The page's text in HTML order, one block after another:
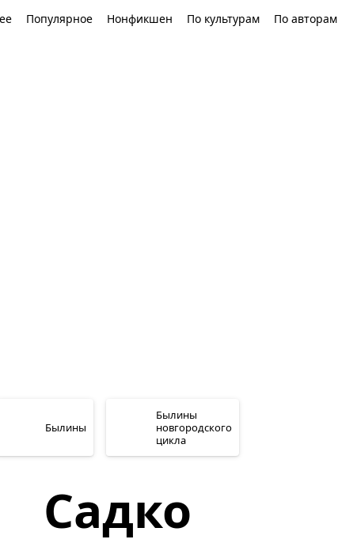
Популярное Нонфикшен По культурам По авторам
Былины
Былины
новгородского
цикла
Садко